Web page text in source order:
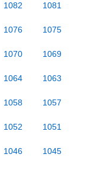
1082 1081
1076 1075
1070 1069
1064 1063
1058 1057
1052 1051
1046 1045